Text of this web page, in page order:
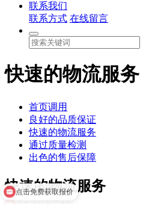
联系我们
联系方式 在线留言
快速的物流服务
首页调用
良好的品质保证
快速的物流服务
通过质量检测
出色的售后保障
快速的物流服务
点击免费获取报价
点击进行产品选型